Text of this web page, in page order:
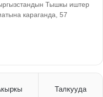
Тышкы иштер
караганда, 57
Талкууда